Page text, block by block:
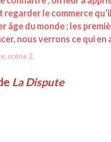
regarder le commerce
âge du monde ; les
nous verrons ce qui en
, scène 2.
La Dispute